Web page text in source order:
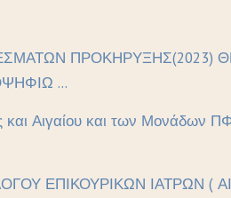
ΠΡΟΚΗΡΥΞΗΣ(2023)
...
Αιγαίου και των Μονάδων
ΕΠΙΚΟΥΡΙΚΩΝ ΙΑΤΡΩΝ